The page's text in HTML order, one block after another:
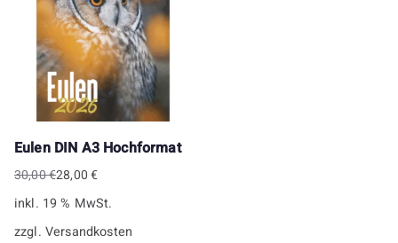
Eulen DIN A3 Hochformat
30,00€
Ursprünglicher
Preis
war:
28,00€
Aktueller
Preis
ist:
inkl. 19 % MwSt.
zzgl. Versandkosten